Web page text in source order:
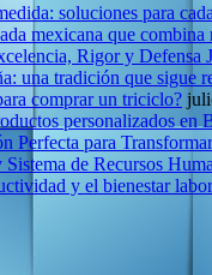
soluciones para
mexicana que
Rigor y Defensa
una tradición que sigue
comprar un triciclo?
personalizados en
Perfecta para
de Recursos
y el bienestar